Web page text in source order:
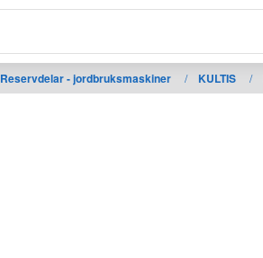
Reservdelar - jordbruksmaskiner / KULTIS /